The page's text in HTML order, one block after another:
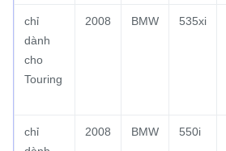
chỉ
dành
cho
Touring
2008 BMW 535xi
chỉ
2008 BMW 550i